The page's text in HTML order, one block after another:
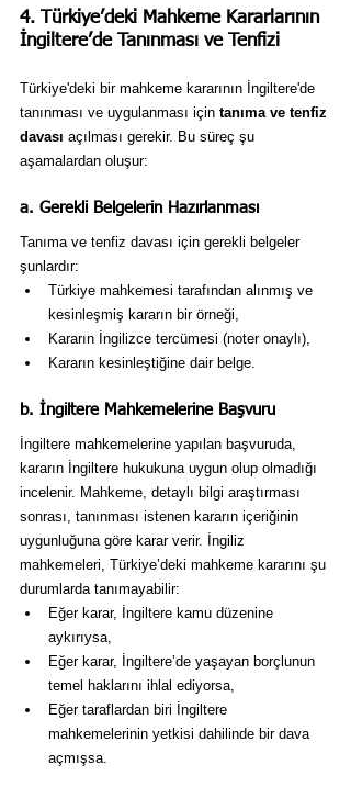
4. Türkiye’deki Mahkeme Kararlarının
İngiltere’de Tanınması ve Tenfizi
Türkiye'deki bir mahkeme kararının İngiltere'de
tanınması ve uygulanması için tanıma ve tenfiz
davası açılması gerekir. Bu süreç şu
aşamalardan oluşur:
a. Gerekli Belgelerin Hazırlanması
Tanıma ve tenfiz davası için gerekli belgeler
şunlardır:
Türkiye mahkemesi tarafından alınmış ve
kesinleşmiş kararın bir örneği,
Kararın İngilizce tercümesi (noter onaylı),
Kararın kesinleştiğine dair belge.
b. İngiltere Mahkemelerine Başvuru
İngiltere mahkemelerine yapılan başvuruda,
kararın İngiltere hukukuna uygun olup olmadığı
incelenir. Mahkeme, detaylı bilgi araştırması
sonrası, tanınması istenen kararın içeriğinin
uygunluğuna göre karar verir. İngiliz
mahkemeleri, Türkiye’deki mahkeme kararını şu
durumlarda tanımayabilir:
Eğer karar, İngiltere kamu düzenine
aykırıysa,
Eğer karar, İngiltere’de yaşayan borçlunun
temel haklarını ihlal ediyorsa,
Eğer taraflardan biri İngiltere
mahkemelerinin yetkisi dahilinde bir dava
açmışsa.